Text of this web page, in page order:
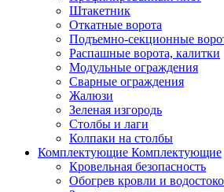
Штакетник
Откатные ворота
Подъемно-секционные
Распашные ворота, калитки
Модульные ограждения
Сварные ограждения
Жалюзи
Зеленая изгородь
Столбы и лаги
Колпаки на столбы
Комплектующие Комплектующие
Кровельная безопасность
Обогрев кровли и